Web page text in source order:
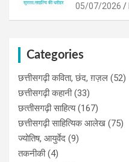
05/07/2026
Categories
छत्तीसगढ़ी कविता, छंद, ग़ज़ल (52)
छत्तीसगढ़ी कहानी(33)
छत्‍तीसगढ़ी साहित्‍य(167)
छत्तीसगढ़ी साहित्यिक आलेख (75)
ज्योतिष, आयुर्वेद (9)
तकनीकी(4)